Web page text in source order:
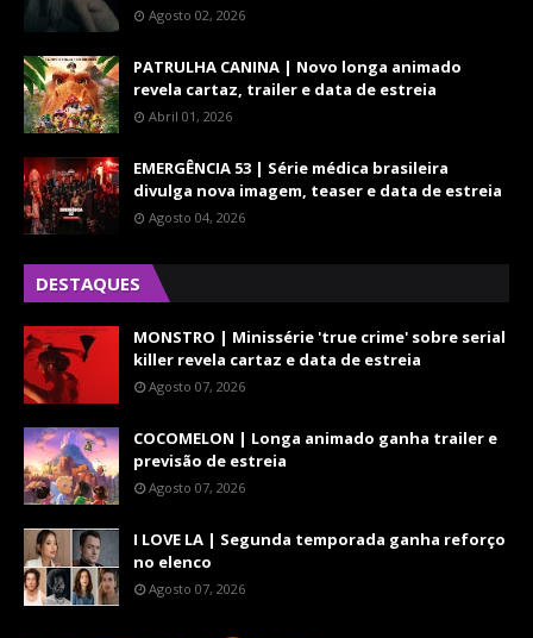
Agosto 02, 2026
PATRULHA CANINA | Novo longa animado
revela cartaz, trailer e data de estreia
Abril 01, 2026
EMERGÊNCIA 53 | Série médica brasileira
divulga nova imagem, teaser e data de estreia
Agosto 04, 2026
DESTAQUES
MONSTRO | Minissérie 'true crime' sobre serial
killer revela cartaz e data de estreia
Agosto 07, 2026
COCOMELON | Longa animado ganha trailer e
previsão de estreia
Agosto 07, 2026
I LOVE LA | Segunda temporada ganha reforço
no elenco
Agosto 07, 2026